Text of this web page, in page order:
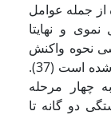
جمله عوامل
و نهایتا
نحوه واکنش
سرعت نمو در برابر دما و طول روز ارائه شده است (37).
چهار مرحله
دو گانه تا